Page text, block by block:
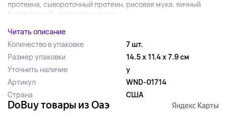
протеина, сывороточный протеин, рисовая мука, яичный
белок (сухой), оливковое масло,...
Читать описание
Количество в упаковке
7 шт.
Размер упаковки
14.5 x 11.4 x 7.9 см
Уточнить наличие
y
Артикул
WND-01714
Страна
США